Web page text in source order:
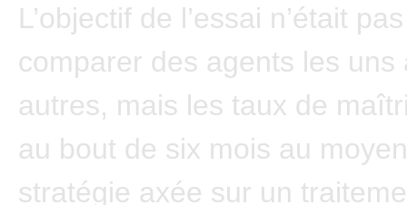
L’objectif de l’essai n’était
comparer des agents les uns
autres, mais les taux de
au bout de six mois au
stratégie axée sur un